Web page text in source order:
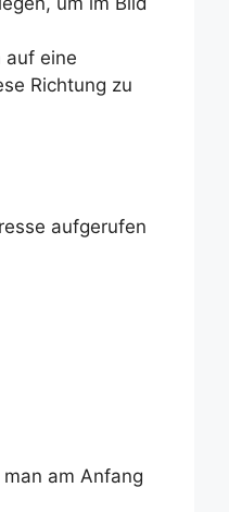
auf eine
Richtung zu
aufgerufen
am Anfang